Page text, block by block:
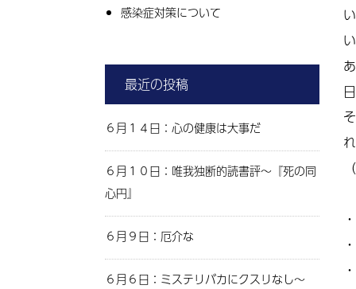
・
・
・
感染症対策について
最近の投稿
６月１４日：心の健康は大事だ
６月１０日：唯我独断的読書評～『死の同
心円』
６月９日：厄介な
６月６日：ミステリバカにクスリなし～